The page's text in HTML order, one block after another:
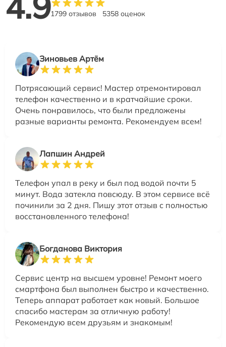
1799 отзывов 5358 оценок
Зиновьев Артём
Потрясающий сервис! Мастер отремонтировал
телефон качественно и в кратчайшие сроки.
Очень понравилось, что были предложены
разные варианты ремонта. Рекомендуем всем!
Лапшин Андрей
Телефон упал в реку и был под водой почти 5
минут. Вода затекла повсюду. В этом сервисе всё
починили за 2 дня. Пишу этот отзыв с полностью
восстановленного телефона!
Богданова Виктория
Сервис центр на высшем уровне! Ремонт моего
смартфона был выполнен быстро и качественно.
Теперь аппарат работает как новый. Большое
спасибо мастерам за отличную работу!
Рекомендую всем друзьям и знакомым!